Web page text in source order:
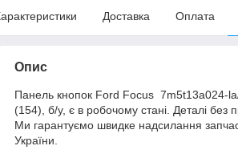
Доставка Оплата
Опис
Панель кнопок Ford Focus 7m5t13a024-
(154), б/у, є в робочому стані. Деталі без
Ми гарантуємо швидке надсилання
України.